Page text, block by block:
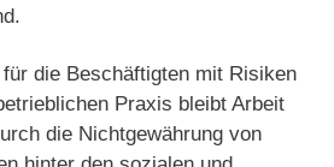
die Beschäftigten mit Risiken
Praxis bleibt Arbeit
die Nichtgewährung von